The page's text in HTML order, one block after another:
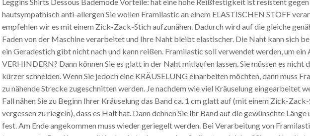
hautsympathisch anti-allergen Sie wollen Framilastic an einem ELASTISCHEN STOFF
empfehlen wir es mit einem Zick-Zack-Stich aufzunähen. Dadurch wird auf die gleiche
Faden von der Maschine verarbeitet und Ihre Naht bleibt elastischer. Die Naht kann sich
ein Geradestich gibt nicht nach und kann reißen. Framilastic soll verwendet werden, um
VERHINDERN? Dann können Sie es glatt in der Naht mitlaufen lassen. Sie müssen es nicht
kürzer schneiden. Wenn Sie jedoch eine KRÄUSELUNG einarbeiten möchten, dann muss
zu nähende Strecke zugeschnitten werden. Je nachdem wie viel Kräuselung eingearbeitet
Fall nähen Sie zu Beginn Ihrer Kräuselung das Band ca. 1 cm glatt auf (mit einem Zick-
vergessen zu riegeln), dass es Halt hat. Dann dehnen Sie Ihr Band auf die gewünschte Länge
fest. Am Ende angekommen muss wieder geriegelt werden. Bei Verarbeitung von